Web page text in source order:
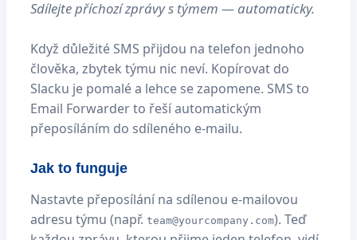
Sdílejte příchozí zprávy s týmem — automaticky.
Když důležité SMS přijdou na telefon jednoho
člověka, zbytek týmu nic neví. Kopírovat do
Slacku je pomalé a lehce se zapomene. SMS to
Email Forwarder to řeší automatickým
přeposíláním do sdíleného e-mailu.
Jak to funguje
Nastavte přeposílání na sdílenou e-mailovou
adresu týmu (např. team@yourcompany.com). Teď